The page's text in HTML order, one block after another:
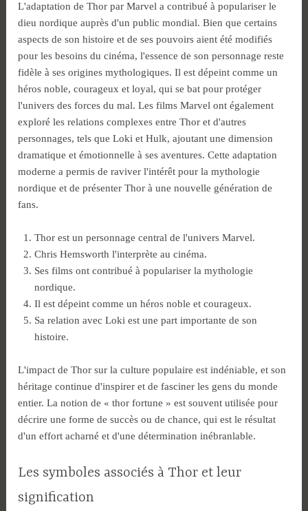
L'adaptation de Thor par Marvel a contribué à populariser le
dieu nordique auprès d'un public mondial. Bien que certains
aspects de son histoire et de ses pouvoirs aient été modifiés
pour les besoins du cinéma, l'essence de son personnage reste
fidèle à ses origines mythologiques. Il est dépeint comme un
héros noble, courageux et loyal, qui se bat pour protéger
l'univers des forces du mal. Les films Marvel ont également
exploré les relations complexes entre Thor et d'autres
personnages, tels que Loki et Hulk, ajoutant une dimension
dramatique et émotionnelle à ses aventures. Cette adaptation
moderne a permis de raviver l'intérêt pour la mythologie
nordique et de présenter Thor à une nouvelle génération de
fans.
Thor est un personnage central de l'univers Marvel.
Chris Hemsworth l'interprète au cinéma.
Ses films ont contribué à populariser la mythologie
nordique.
Il est dépeint comme un héros noble et courageux.
Sa relation avec Loki est une part importante de son
histoire.
L'impact de Thor sur la culture populaire est indéniable, et son
héritage continue d'inspirer et de fasciner les gens du monde
entier. La notion de « thor fortune » est souvent utilisée pour
décrire une forme de succès ou de chance, qui est le résultat
d'un effort acharné et d'une détermination inébranlable.
Les symboles associés à Thor et leur
signification